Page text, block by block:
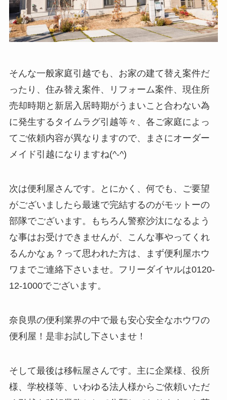
そんな一般家庭引越でも、お家の建て替え案件だ
ったり、住み替え案件、リフォーム案件、現住所
売却時期と新居入居時期がうまいこと合わない為
に発生するタイムラグ引越等々、各ご家庭によっ
てご依頼内容が異なりますので、まさにオーダー
メイド引越になりますね(^-^)
次は便利屋さんです。とにかく、何でも、ご要望
がございましたら最速で完結するのがモットーの
部隊でございます。もちろん警察沙汰になるよう
な事はお受けできませんが、こんな事やってくれ
るんかなぁ？って思われた方は、まず便利屋ホウ
ワまでご連絡下さいませ。フリーダイヤルは0120-
12-1000でございます。
奈良県の便利業界の中で最も安心安全なホウワの
便利屋！是非お試し下さいませ！
そして最後は移転屋さんです。主に企業様、役所
様、学校様等、いわゆる法人様からご依頼いただ